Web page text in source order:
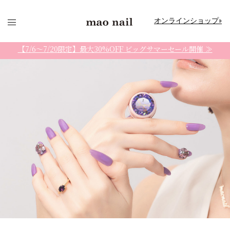
ン
ツ
オンラインショップ»
【7/6〜7/20限定】最大30%OFF ビッグサマーセール開催 ≫